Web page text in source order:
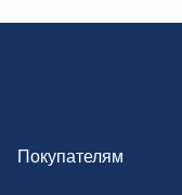
Покупателям